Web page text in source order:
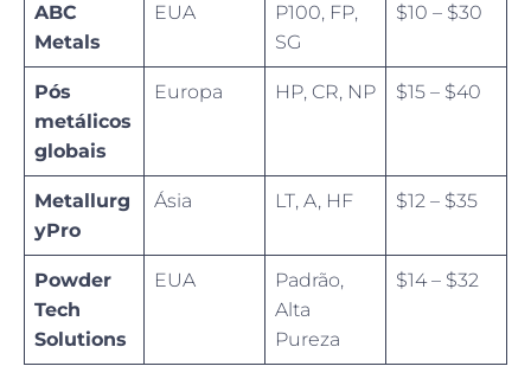
ABC
Metals
EUA
P100, FP,
SG
$10 – $30
Pós
metálicos
globais
Europa HP, CR, NP $15 – $40
Metallurg
yPro
Ásia LT, A, HF $12 – $35
Powder
Tech
Solutions
EUA
Padrão,
Alta
Pureza
$14 – $32